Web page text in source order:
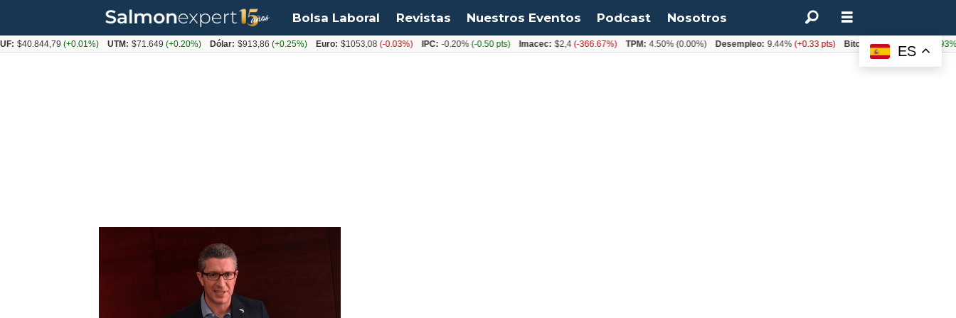
Bolsa Laboral Revistas Nuestros Eventos Podcast Nosotros
Tag:
ES
$40.844,79(+0.01%) UTM: $71.649(+0.20%) Dólar: $913,86(+0.25%) Euro: $1053,08(-0.03%) IPC: -0.20%(-0.50 pts) Imacec: $2,4(-366.67%) TPM: 4.50%(0.00%) Desempleo: 9.44%(+0.33 pts) Bitcoin: $64.600,08 (+2.93%)